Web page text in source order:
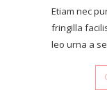
Etiam nec
fringilla
leo urna a